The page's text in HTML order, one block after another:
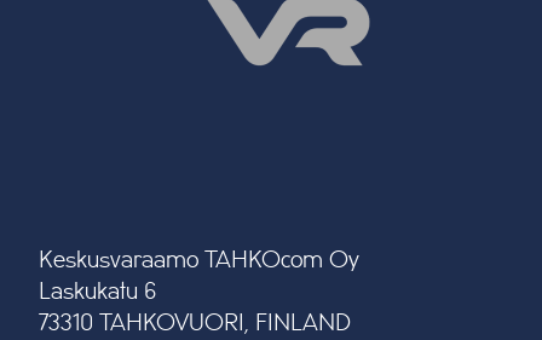
Keskusvaraamo TAHKOcom Oy
Laskukatu 6
73310 TAHKOVUORI, FINLAND